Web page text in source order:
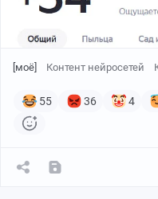
[моё] Контент нейросетей
55 36 4